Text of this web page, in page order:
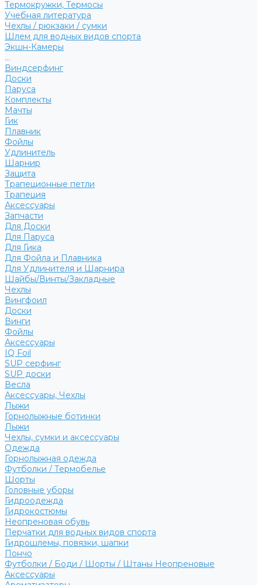
Термокружки, Термосы
Учебная литература
Чехлы / рюкзаки / сумки
Шлем для водных видов спорта
Экшн-Камеры
...
Виндсерфинг
Доски
Паруса
Комплекты
Мачты
Гик
Плавник
Фойлы
Удлинитель
Шарнир
Защита
Трапеционные петли
Трапеция
Аксессуары
Запчасти
Для Доски
Для Паруса
Для Гика
Для Фойла и Плавника
Для Удлинителя и Шарнира
Шайбы/Винты/Закладные
Чехлы
Вингфоил
Доски
Винги
Фойлы
Аксессуары
IQ Foil
SUP серфинг
SUP доски
Весла
Аксессуары, Чехлы
Лыжи
Горнолыжные ботинки
Лыжи
Чехлы, сумки и аксессуары
Одежда
Горнолыжная одежда
Футболки / Термобелье
Шорты
Головные уборы
Гидроодежда
Гидрокостюмы
Неопреновая обувь
Перчатки для водных видов спорта
Гидрошлемы, повязки, шапки
Пончо
Футболки / Боди / Шорты / Штаны Неопреновые
Аксессуары